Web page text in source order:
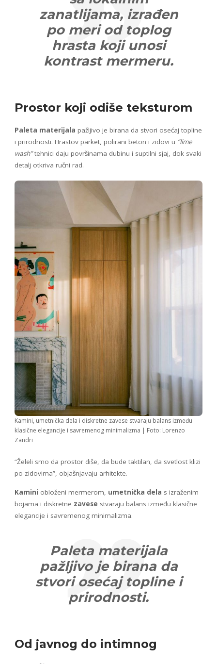
zanatlijama, izrađen
po meri od toplog
hrasta koji unosi
kontrast mermeru.
Prostor koji odiše teksturom
Paleta materijala pažljivo je birana da stvori osećaj topline
i prirodnosti. Hrastov parket, polirani beton i zidovi u “lime
wash”tehnici daju površinama dubinu i suptilni sjaj, dok svaki
detalj otkriva ručni rad.
Kamini, umetnička dela i diskretne zavese stvaraju balans između
klasične elegancije i savremenog minimalizma | Foto: Lorenzo
Zandri
“Želeli smo da prostor diše, da bude taktilan, da svetlost klizi
po zidovima”, objašnjavaju arhitekte.
Kamini obloženi mermerom, umetnička dela s izraženim
bojama i diskretne zavese stvaraju balans između klasične
elegancije i savremenog minimalizma.
Paleta materijala
pažljivo je birana da
stvori osećaj topline i
prirodnosti.
Od javnog do intimnog